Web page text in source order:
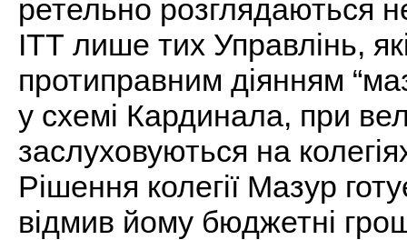
ретельно розглядаються
ІТТ лише тих Управлінь,
протиправним діянням
у схемі Кардинала, при
заслуховуються на
Рішення колегії Мазур
відмив йому бюджетні